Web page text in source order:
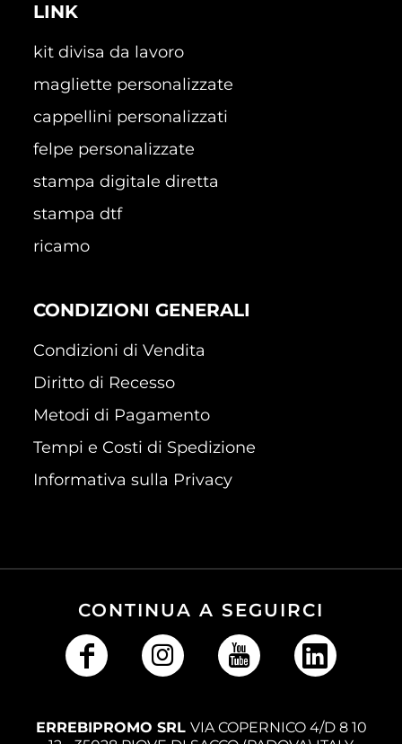
LINK
kit divisa da lavoro
magliette personalizzate
cappellini personalizzati
felpe personalizzate
stampa digitale diretta
stampa dtf
ricamo
CONDIZIONI GENERALI
Condizioni di Vendita
Diritto di Recesso
Metodi di Pagamento
Tempi e Costi di Spedizione
Informativa sulla Privacy
CONTINUA A SEGUIRCI
ERREBIPROMO SRL VIA COPERNICO 4/D 8 10